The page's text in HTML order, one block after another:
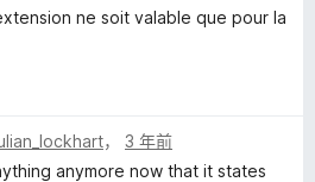
ne soit valable que pour la
， 3 年前
anymore now that it states